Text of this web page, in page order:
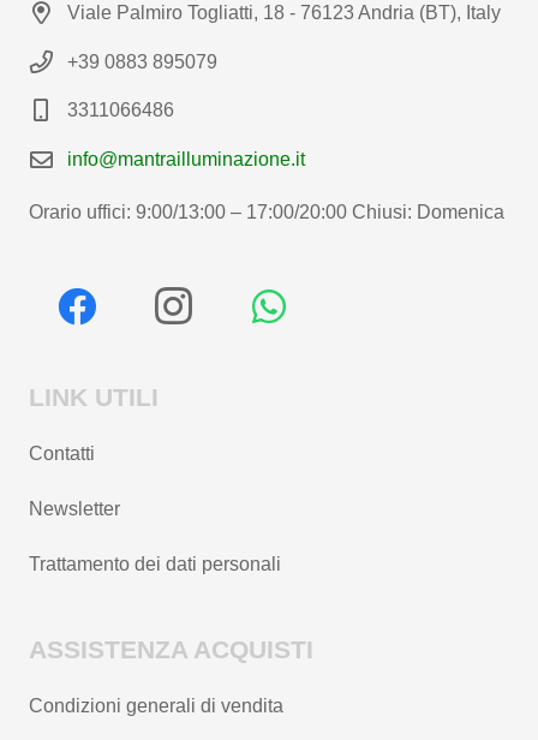
Viale Palmiro Togliatti, 18 - 76123 Andria (BT), Italy
+39 0883 895079
3311066486
info@mantrailluminazione.it
Orario uffici: 9:00/13:00 – 17:00/20:00 Chiusi: Domenica
LINK UTILI
Contatti
Newsletter
Trattamento dei dati personali
ASSISTENZA ACQUISTI
Condizioni generali di vendita